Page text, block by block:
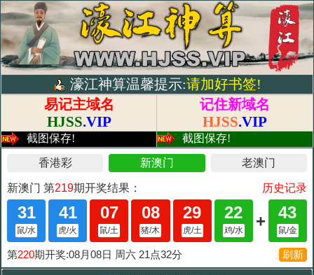
濠江神算温馨提示:请加好书签!
易记主域名
HJSS.VIP
记住新域名
HJSS.VIP
截图保存! 截图保存!